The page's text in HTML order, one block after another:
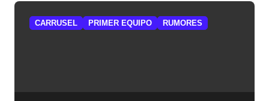
CARRUSEL PRIMER EQUIPO RUMORES